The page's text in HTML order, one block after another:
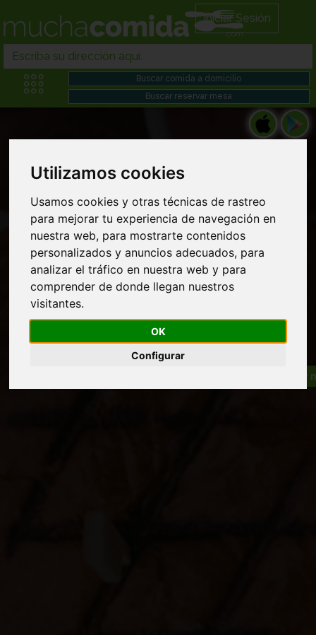
Utilizamos cookies
Usamos cookies y otras técnicas de rastreo
para mejorar tu experiencia de navegación en
nuestra web, para mostrarte contenidos
personalizados y anuncios adecuados, para
analizar el tráfico en nuestra web y para
comprender de donde llegan nuestros
visitantes.
OK
Configurar
Iniciar Sesión
Restaurantes bocadillos wraps en Paellas
domicilio cerca de mi